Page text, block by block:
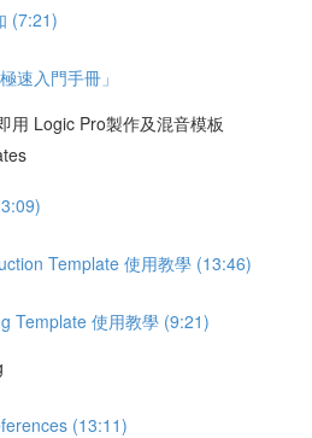
(7:21)
速入門手冊」
用 Logic Pro製作及混音模板
Template 使用教學 (13:46)
Template 使用教學 (9:21)
(13:11)